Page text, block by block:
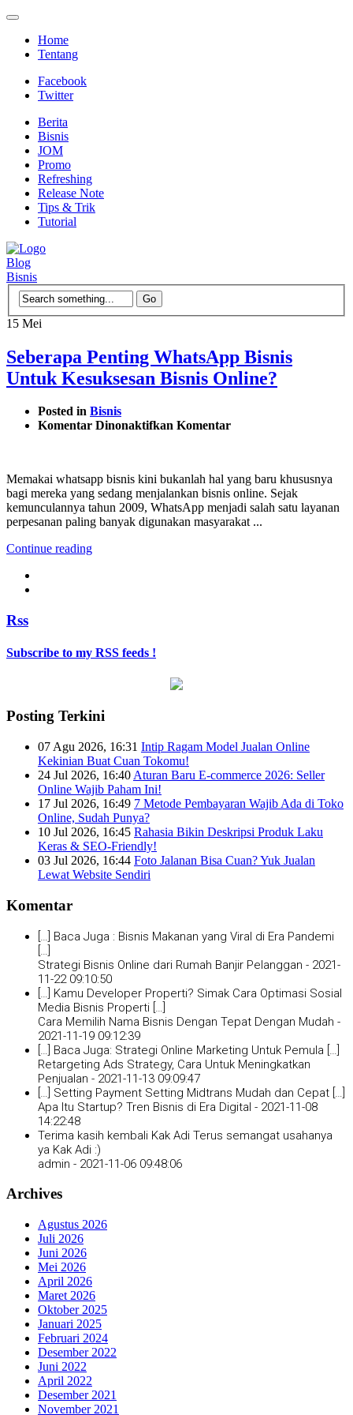
Home
Tentang
Facebook
Twitter
Berita
Bisnis
JOM
Promo
Refreshing
Release Note
Tips & Trik
Tutorial
Blog
Bisnis
15 Mei
Seberapa Penting WhatsApp Bisnis
Untuk Kesuksesan Bisnis Online?
Posted in Bisnis
Komentar Dinonaktifkan pada
Bisnis
Untuk
Kesuksesan
Bisnis
Komentar
Memakai whatsapp bisnis kini bukanlah hal yang baru khususnya
bagi mereka yang sedang menjalankan bisnis online. Sejak
kemunculannya tahun 2009, WhatsApp menjadi salah satu layanan
perpesanan paling banyak digunakan masyarakat ...
Continue reading
Rss
Subscribe to my RSS feeds !
Posting Terkini
07 Agu 2026, 16:31 Intip Ragam Model Jualan Online
Kekinian Buat Cuan Tokomu!
24 Jul 2026, 16:40 Aturan Baru E-commerce 2026: Seller
Online Wajib Paham Ini!
17 Jul 2026, 16:49 7 Metode Pembayaran Wajib Ada di Toko
Online, Sudah Punya?
10 Jul 2026, 16:45 Rahasia Bikin Deskripsi Produk Laku
Keras & SEO-Friendly!
03 Jul 2026, 16:44 Foto Jalanan Bisa Cuan? Yuk Jualan
Lewat Website Sendiri
Komentar
[…] Baca Juga : Bisnis Makanan yang Viral di Era Pandemi
Strategi Bisnis Online dari Rumah Banjir Pelanggan - 2021-
11-22 09:10:50
[…] Kamu Developer Properti? Simak Cara Optimasi Sosial
Media Bisnis Properti […]
Cara Memilih Nama Bisnis Dengan Tepat Dengan Mudah -
2021-11-19 09:12:39
[…] Baca Juga: Strategi Online Marketing Untuk Pemula […]
Retargeting Ads Strategy, Cara Untuk Meningkatkan
Penjualan - 2021-11-13 09:09:47
[…] Setting Payment Setting Midtrans Mudah dan Cepat […]
Apa Itu Startup? Tren Bisnis di Era Digital - 2021-11-08
14:22:48
Terima kasih kembali Kak Adi Terus semangat usahanya
ya Kak Adi :)
admin - 2021-11-06 09:48:06
Archives
Agustus 2026
Juli 2026
Juni 2026
Mei 2026
April 2026
Maret 2026
Oktober 2025
Januari 2025
Februari 2024
Desember 2022
Juni 2022
April 2022
Desember 2021
November 2021